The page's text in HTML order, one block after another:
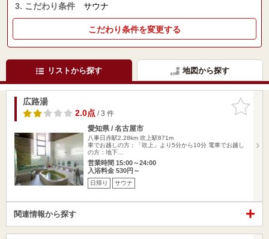
3. こだわり条件 サウナ
こだわり条件を変更する
リストから探す 地図から探す
お気に入
りに追加
広路湯
2.0点/ 3 件
愛知県 / 名古屋市
八事日赤駅2.28km 吹上駅871m
車でお越しの方：「吹上」より5分から10分 電車でお越し
の方：地下…
営業時間 15:00～24:00
入浴料金 530円～
日帰り サウナ
関連情報から探す